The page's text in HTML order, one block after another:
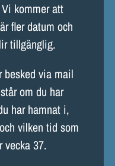
KONTAKT
DOKUMENT
PLAY
kommer att
fler datum och
tillgänglig.
besked via mail
om du har
har hamnat i,
vilken tid som
vecka 37.